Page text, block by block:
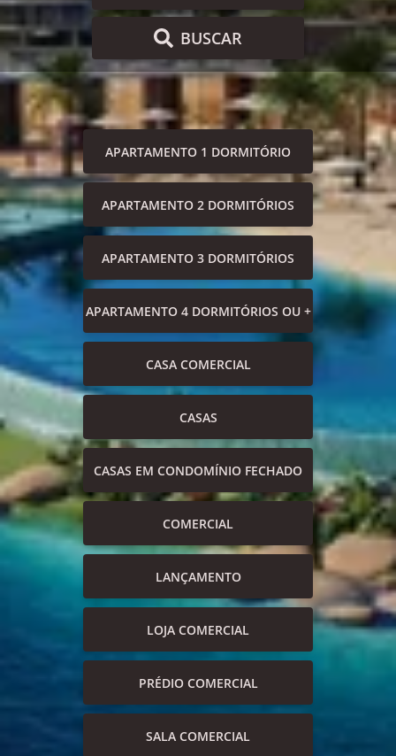
BUSCAR
APARTAMENTO 1 DORMITÓRIO
APARTAMENTO 2 DORMITÓRIOS
APARTAMENTO 3 DORMITÓRIOS
APARTAMENTO 4 DORMITÓRIOS OU +
CASA COMERCIAL
CASAS
CASAS EM CONDOMÍNIO FECHADO
COMERCIAL
LANÇAMENTO
LOJA COMERCIAL
PRÉDIO COMERCIAL
SALA COMERCIAL